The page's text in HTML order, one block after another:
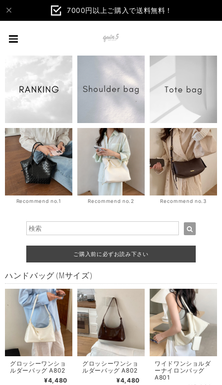
7000円以上ご購入で送料無料！
Recommend no.1 Recommend no.2 Recommend no.3
ご購入前に必ずお読み下さい
ハンドバッグ (Mサイズ)
グロッシーワンショ
ルダーバッグ A802
¥4,480
グロッシーワンショ
ルダーバッグ A802
¥4,480
ワイドワンショルダ
ーナイロンバッグ
A801